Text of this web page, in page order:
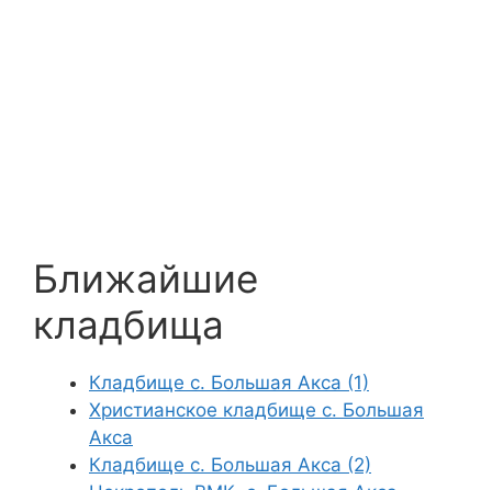
Ближайшие
кладбища
Кладбище с. Большая Акса (1)
Христианское кладбище с. Большая
Акса
Кладбище с. Большая Акса (2)